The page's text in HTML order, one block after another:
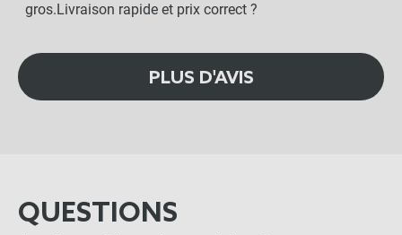
gros.Livraison rapide et prix correct ?
PLUS D'AVIS
QUESTIONS